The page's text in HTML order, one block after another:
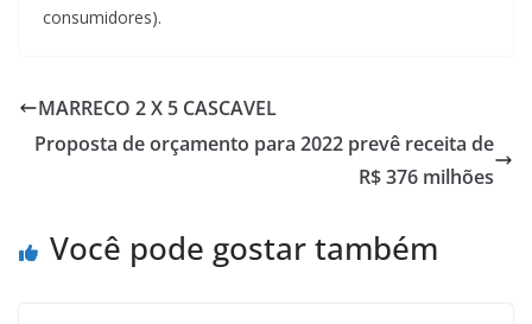
consumidores).
MARRECO 2 X 5 CASCAVEL
Proposta de orçamento para 2022 prevê receita de
R$ 376 milhões
Você pode gostar também